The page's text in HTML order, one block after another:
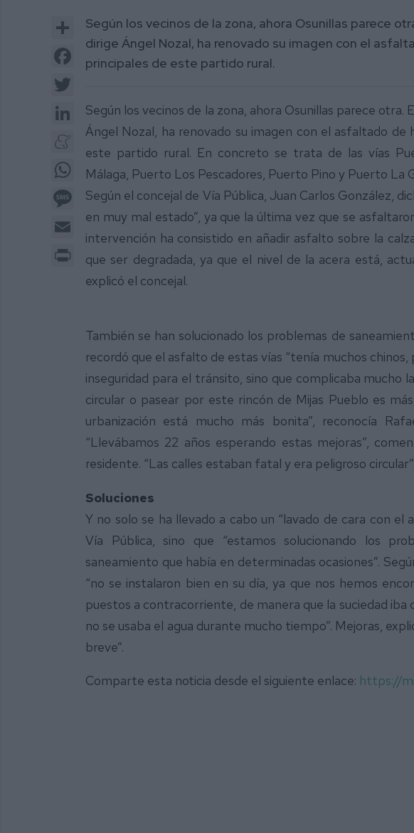
Share
Facebook
LinkedIn
Meneame
WhatsApp
Message
Email
Según los vecinos de la zona, ahora Osunillas parece
dirige Ángel Nozal, ha renovado su imagen con el
principales de este partido rural.
Según los vecinos de la zona, ahora Osunillas parece otra.
Ángel Nozal, ha renovado su imagen con el asfaltado de
este partido rural. En concreto se trata de las vías
Málaga, Puerto Los Pescadores, Puerto Pino y Puerto La
Según el concejal de Vía Pública, Juan Carlos González,
en muy mal estado”, ya que la última vez que se
intervención ha consistido en añadir asfalto sobre la
que ser degradada, ya que el nivel de la acera está,
explicó el concejal.
También se han solucionado los problemas de
recordó que el asfalto de estas vías “tenía muchos
inseguridad para el tránsito, sino que complicaba mucho
circular o pasear por este rincón de Mijas Pueblo es
urbanización está mucho más bonita”, reconocía
“Llevábamos 22 años esperando estas mejoras”,
residente. “Las calles estaban fatal y era peligroso
Soluciones
Y no solo se ha llevado a cabo un “lavado de cara con el
Vía Pública, sino que “estamos solucionando los
saneamiento que había en determinadas ocasiones”.
“no se instalaron bien en su día, ya que nos hemos
puestos a contracorriente, de manera que la suciedad iba
no se usaba el agua durante mucho tiempo”. Mejoras,
breve”.
Comparte esta noticia desde el siguiente enlace: https://